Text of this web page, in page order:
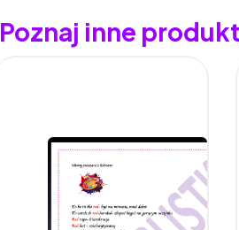
Poznaj inne